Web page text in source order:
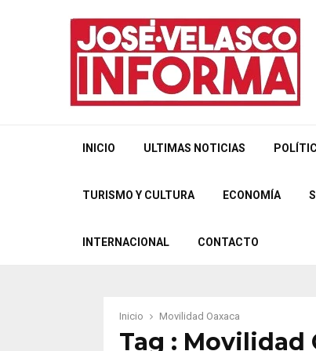
INICIO ULTIMAS NOTICIAS
TURISMO Y CULTURA ECONOMÍA
INTERNACIONAL CONTACTO
Inicio Movilidad Oaxaca
Tag : Movilidad